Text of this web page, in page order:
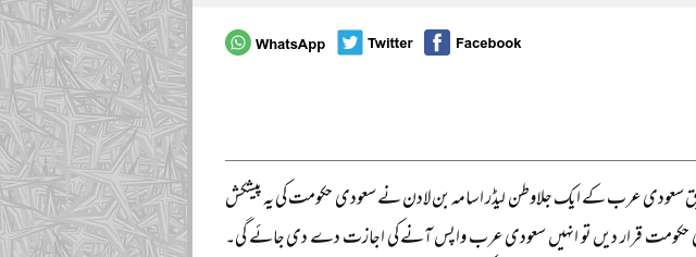
۱۹۹۶ء کی ایک خبر کے مطابق سعودی عرب کے ایک جلاوطن لیڈر اسامہ بن لادن نے سعودی حکومت کی یہ پیشکش
حکومت قرار دیں تو انہیں سعودی عرب واپس آنے کی اجازت دے دی جائے گی۔